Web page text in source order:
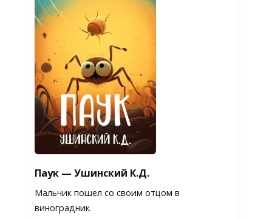
Паук — Ушинский К.Д.
Мальчик пошел со своим отцом в
виноградник.